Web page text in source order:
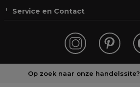
Service en Contact
Op zoek naar onze handelssite?